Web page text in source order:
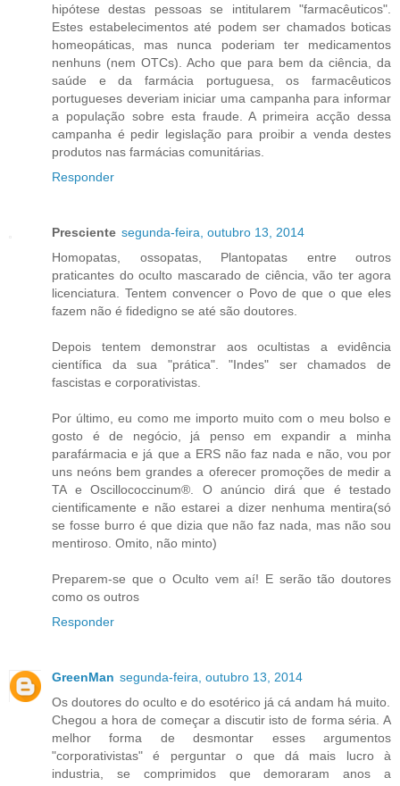
hipótese destas pessoas se intitularem "farmacêuticos".
Estes estabelecimentos até podem ser chamados boticas
homeopáticas, mas nunca poderiam ter medicamentos
nenhuns (nem OTCs). Acho que para bem da ciência, da
saúde e da farmácia portuguesa, os farmacêuticos
portugueses deveriam iniciar uma campanha para informar
a população sobre esta fraude. A primeira acção dessa
campanha é pedir legislação para proibir a venda destes
produtos nas farmácias comunitárias.
Responder
Presciente segunda-feira, outubro 13, 2014
Homopatas, ossopatas, Plantopatas entre outros
praticantes do oculto mascarado de ciência, vão ter agora
licenciatura. Tentem convencer o Povo de que o que eles
fazem não é fidedigno se até são doutores.
Depois tentem demonstrar aos ocultistas a evidência
científica da sua "prática". "Indes" ser chamados de
fascistas e corporativistas.
Por último, eu como me importo muito com o meu bolso e
gosto é de negócio, já penso em expandir a minha
parafármacia e já que a ERS não faz nada e não, vou por
uns neóns bem grandes a oferecer promoções de medir a
TA e Oscillococcinum®. O anúncio dirá que é testado
cientificamente e não estarei a dizer nenhuma mentira(só
se fosse burro é que dizia que não faz nada, mas não sou
mentiroso. Omito, não minto)
Preparem-se que o Oculto vem aí! E serão tão doutores
como os outros
Responder
GreenMan segunda-feira, outubro 13, 2014
Os doutores do oculto e do esotérico já cá andam há muito.
Chegou a hora de começar a discutir isto de forma séria. A
melhor forma de desmontar esses argumentos
"corporativistas" é perguntar o que dá mais lucro à
industria, se comprimidos que demoraram anos a